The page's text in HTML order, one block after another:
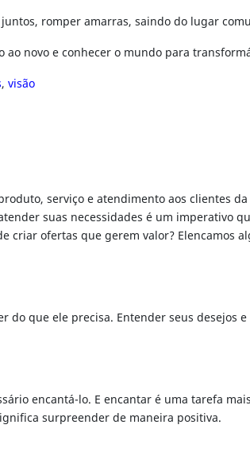
romper amarras, saindo do lugar
ao novo e conhecer o mundo para
, visão
serviço e atendimento aos clientes
suas necessidades é um imperativo
ofertas que gerem valor? Elencamos
que ele precisa. Entender seus desejos
encantá-lo. E encantar é uma tarefa
surpreender de maneira positiva.